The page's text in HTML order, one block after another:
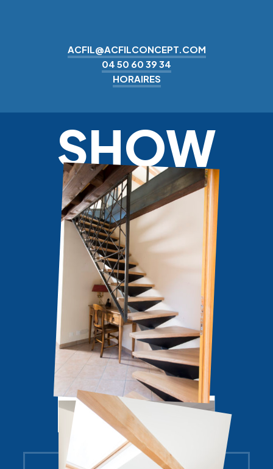
ACFIL@ACFILCONCEPT.COM
04 50 60 39 34
HORAIRES
SHOW
ROOM
100 M² SUR RENDEZ-VOUS